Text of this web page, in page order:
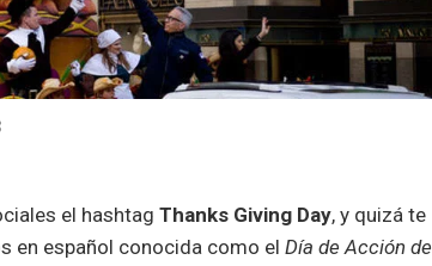
el hashtag Thanks Giving Day, y quizá te
en español conocida como el Día de Acción de